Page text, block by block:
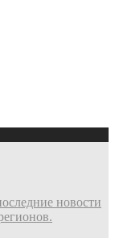
новости